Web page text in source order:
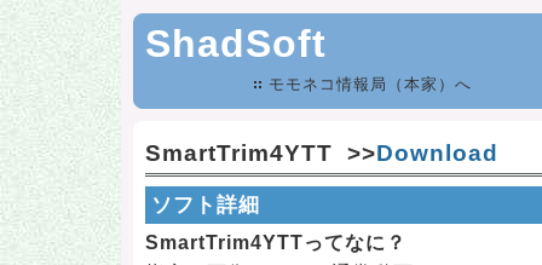
ShadSoft
モモネコ情報局（本家）へ
SmartTrim4YTT >>Download
ソフト詳細
SmartTrim4YTTってなに？